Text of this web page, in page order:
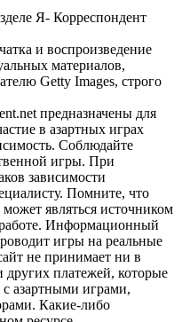
Я- Корреспондент
и воспроизведение
материалов,
Getty Images, строго
предназначены для
в азартных играх
Соблюдайте
игры. При
зависимости
Помните, что
являться источником
Информационный
игры на реальные
не принимает ни в
других платежей, которые
азартными играми,
Какие-либо